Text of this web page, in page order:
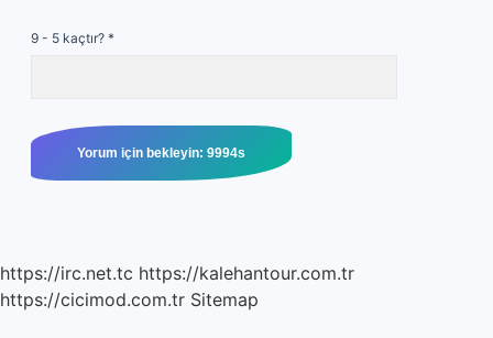
9 - 5 kaçtır? *
https://irc.net.tc https://kalehantour.com.tr
https://cicimod.com.tr Sitemap